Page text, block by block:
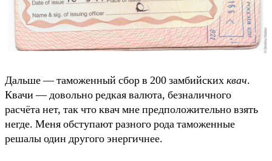
Дальше — таможенный сбор в 200 замбийскихквач.
Квачи — довольно редкая валюта, безналичного
расчёта нет, так что квач мне предположительно взять
негде. Меня обступают разного рода таможенные
решалы один другого энергичнее.